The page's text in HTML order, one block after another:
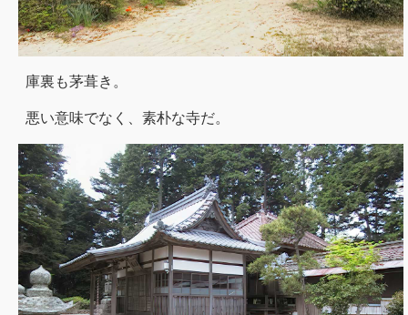
庫裏も茅葺き。
悪い意味でなく、素朴な寺だ。